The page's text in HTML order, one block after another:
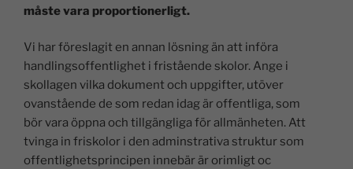
måste vara proportionerligt.
Vi har föreslagit en annan lösning än att införa
handlingsoffentlighet i fristående skolor. Ange i
skollagen vilka dokument och uppgifter, utöver
ovanstående de som redan idag är offentliga, som
bör vara öppna och tillgängliga för allmänheten. Att
tvinga in friskolor i den adminstrativa struktur som
offentlighetsprincipen innebär är orimligt oc